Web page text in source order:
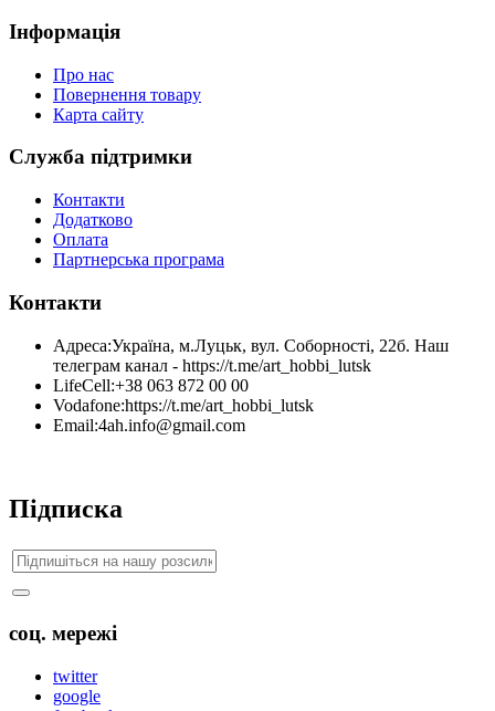
Інформація
Про нас
Повернення товару
Карта сайту
Служба підтримки
Контакти
Додатково
Оплата
Партнерська програма
Контакти
Адреса:Україна, м.Луцьк, вул. Соборності, 22б. Наш
телеграм канал - https://t.me/art_hobbi_lutsk
LifeCell:+38 063 872 00 00
Vodafone:https://t.me/art_hobbi_lutsk
Email:4ah.info@gmail.com
Підписка
соц. мережі
twitter
google